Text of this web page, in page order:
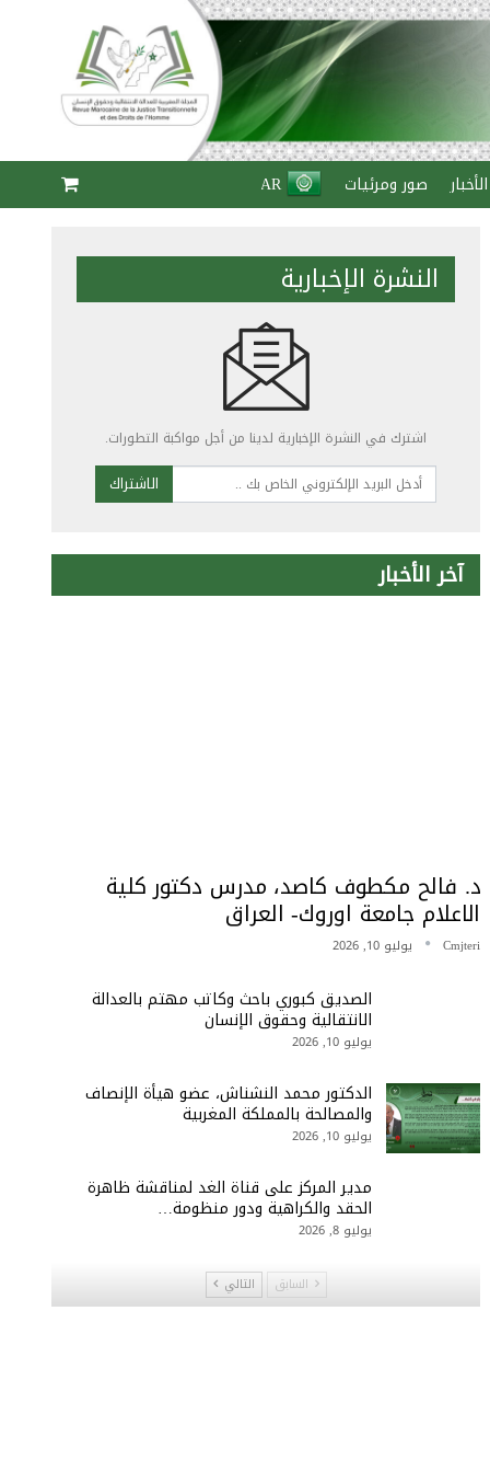
صور ومرئيات AR
النشرة الإخبارية
اشترك في النشرة الإخبارية لدينا من أجل مواكبة التطورات.
الاشتراك
آخر الأخبار
د. فالح مكطوف كاصد، مدرس دكتور كلية
الاعلام جامعة اوروك- العراق
Cmjteri يوليو 10, 2026
الصديق كبوري باحث وكاتب مهتم بالعدالة
الانتقالية وحقوق الإنسان
يوليو 10, 2026
الدكتور محمد النشناش، عضو هيأة الإنصاف
والمصالحة بالمملكة المغربية
يوليو 10, 2026
مدير المركز على قناة الغد لمناقشة ظاهرة
الحقد والكراهية ودور منظومة…
يوليو 8, 2026
السابق التالي